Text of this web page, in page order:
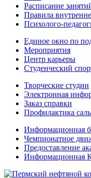
Расписание
Правила
Психолого-
Единое окно по
Мероприятия
Центр карьеры
Студенческий
Творческие студии
Электронная
Заказ справки
Профилактика
Информационная
Чемпионатное
Предоставление
Информационная